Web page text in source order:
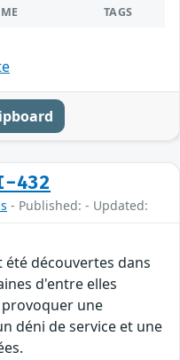
TAGS
432
- Published: - Updated:
découvertes dans
d'entre elles
une
déni de service et une